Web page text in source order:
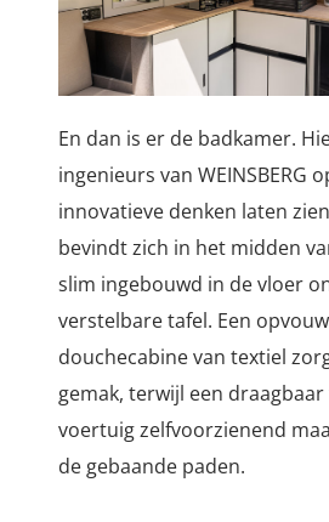
En dan is er de badkamer.
ingenieurs van WEINSBERG
innovatieve denken laten
bevindt zich in het midden
slim ingebouwd in de vloer
verstelbare tafel. Een
douchecabine van textiel
gemak, terwijl een
voertuig zelfvoorzienend
de gebaande paden.